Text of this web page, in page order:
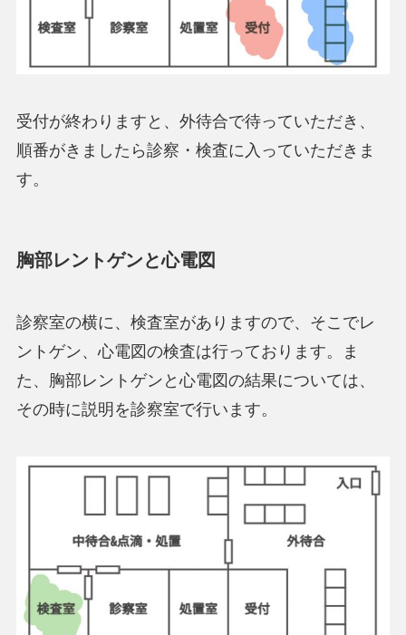
受付が終わりますと、外待合で待っていただき、
順番がきましたら診察・検査に入っていただきま
す。
胸部レントゲンと心電図
診察室の横に、検査室がありますので、そこでレ
ントゲン、心電図の検査は行っております。ま
た、胸部レントゲンと心電図の結果については、
その時に説明を診察室で行います。